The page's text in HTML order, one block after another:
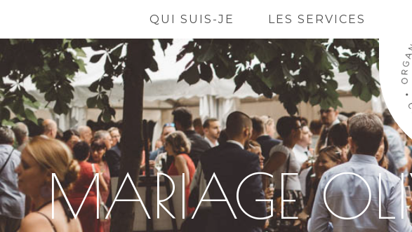
QUI SUIS-JE LES SERVICES
MARIAGE